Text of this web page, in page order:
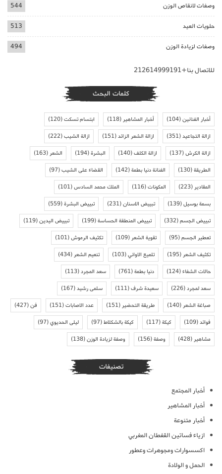
وصفات لانقاص الوزن 544
حلويات العيد 513
وصفات لزيادة الوزن 494
للاتصال بنا+212614999191
كلمات البحث
أخبار الفنانين(104) أخبار المشاهير(118) ابتسام تسكت(120)
ازالة التجاعيد(351) ازالة الشعر الزائد(151) ازالة الشيب(222)
ازالة الكرش(137) ازالة الكلف(140) البشرة(194) الشعر(163)
الطريقة(130) الفنانة دنيا بطمة(142) القضاء على الشيب(97)
المقادير(223) المكونات(116) الملك محمد السادس(101)
بسمة بوسيل(139) تبييض الاسنان(231) تبييض البشرة(559)
تبييض الجسم(332) تبييض المنطقة الحساسة(199) تبييض اليدين(119)
تعطير الجسم(95) تقوية الشعر(109) تكثيف الرموش(101)
تكثيف الشعر(195) تلميع الاواني(103) تنعيم الشعر(434)
حالات الشفاء(124) دنيا بطمة(761) سعد المجرد(113)
سعد لمجرد(226) سعيدة شرف(111) سلمى رشيد(167)
صباغة الشعر(140) طريقة التحضير(151) عدد الاصابات(151) فن(427)
فوائد(109) كيكة(117) كيكة بالشكلاط(97) ليلى الحديوي(97)
مشاهير(428) وصفة(156) وصفة لزيادة الوزن(138)
تصنيفات
أخبار المجتمع
أخبار المشاهير
أخبار متنوعة
ازياء فساتين القفطان المغربي
اكسسوارات ومجوهرات وعطور
الحمل و الولادة